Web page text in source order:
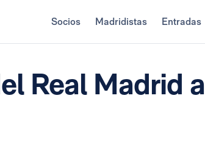
Socios Madridistas Entradas
Real Madrid